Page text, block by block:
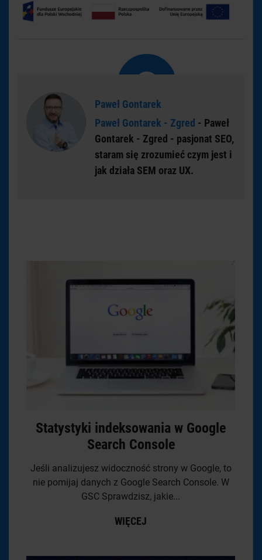
Paweł Gontarek
Paweł Gontarek - Zgred - Paweł
Gontarek - Zgred - pasjonat SEO,
staram się zrozumieć czym jest i
jak działa SEM oraz UX.
Statystyki indeksowania w Google
Search Console
Jeśli analizujesz widoczność strony w Google, to
nie pomijaj danych z Google Search Console. W
GSC Sprawdzisz, jakie...
WIĘCEJ